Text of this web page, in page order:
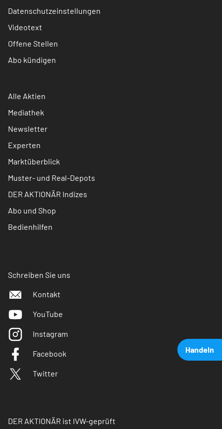
Handeln
Datenschutzeinstellungen
Videotext
Offene Stellen
Abo kündigen
Alle Aktien
Mediathek
Newsletter
Experten
Marktüberblick
Muster- und Real-Depots
DER AKTIONÄR Indizes
Abo und Shop
Bedienhilfen
Schreiben Sie uns
Kontakt
YouTube
Instagram
Facebook
Twitter
DER AKTIONÄR ist IVW-geprüft